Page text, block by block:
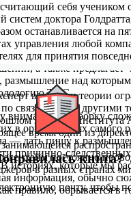
себя учеником
систем доктора
останавливается на
управления любой
для принятия
а также предлагает
размышление над
ТОС.
вниманию подборку
в организациях самого
— дать пищу к
причинно-
В историях, которые мы
информация, обычно
правило, обрывается в
в области теории
связям ТОС с другими
партнер Института
время один из
постоянно
в разных странах
книга?
почту, чтобы